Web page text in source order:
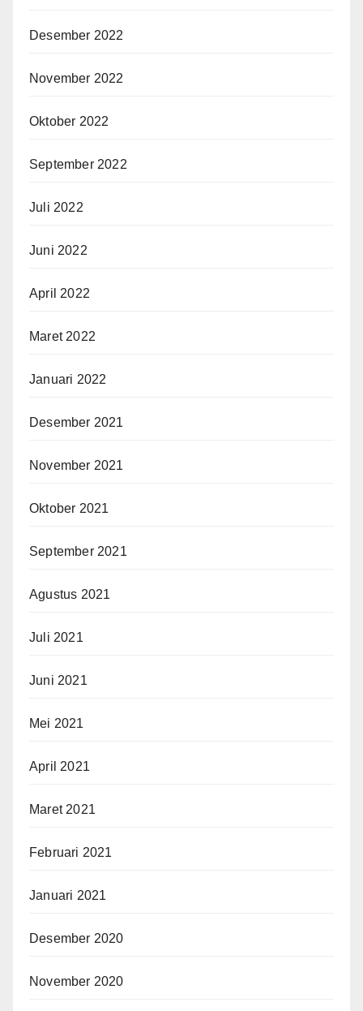
Desember 2022
November 2022
Oktober 2022
September 2022
Juli 2022
Juni 2022
April 2022
Maret 2022
Januari 2022
Desember 2021
November 2021
Oktober 2021
September 2021
Agustus 2021
Juli 2021
Juni 2021
Mei 2021
April 2021
Maret 2021
Februari 2021
Januari 2021
Desember 2020
November 2020